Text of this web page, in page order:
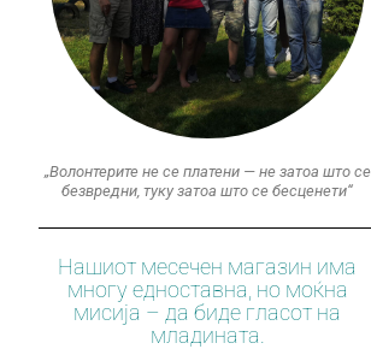
„Волонтерите не се платени — не затоа што се
безвредни, туку затоа што се бесценети“
Нашиот месечен магазин има
многу едноставна, но моќна
мисија – да биде гласот на
младината.